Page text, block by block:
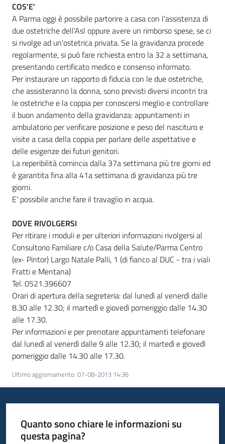
COS'E'
A Parma oggi è possibile partorire a casa con l'assistenza di
due ostetriche dell'Asl oppure avere un rimborso spese, se ci
si rivolge ad un'ostetrica privata. Se la gravidanza procede
regolarmente, si può fare richiesta entro la 32 a settimana,
presentando certificato medico e consenso informato.
Per instaurare un rapporto di fiducia con le due ostetriche,
che assisteranno la donna, sono previsti diversi incontri tra
le ostetriche e la coppia per conoscersi meglio e controllare
il buon andamento della gravidanza: appuntamenti in
ambulatorio per verificare posizione e peso del nascituro e
visite a casa della coppia per parlare delle aspettative e
delle esigenze dei futuri genitori.
La reperibilità comincia dalla 37a settimana più tre giorni ed
è garantita fina alla 41a settimana di gravidanza più tre
giorni.
E' possibile anche fare il travaglio in acqua.
DOVE RIVOLGERSI
Per ritirare i moduli e per ulteriori informazioni rivolgersi al
Consultorio Familiare c/o Casa della Salute/Parma Centro
(ex- Pintor) Largo Natale Palli, 1 (di fianco al DUC - tra i viali
Fratti e Mentana)
Tel. 0521.396607
Orari di apertura della segreteria: dal lunedì al venerdì dalle
8.30 alle 12.30; il martedì e giovedì pomeriggio dalle 14.30
alle 17.30.
Per informazioni e per prenotare appuntamenti telefonare
dal lunedì al venerdì dalle 9 alle 12.30; il martedì e giovedì
pomeriggio dalle 14.30 alle 17.30.
Ultimo aggiornamento: 07-08-2013 14:36
Quanto sono chiare le informazioni su
questa pagina?